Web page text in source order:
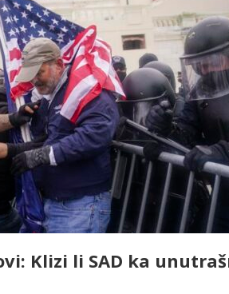
Klizi li SAD ka